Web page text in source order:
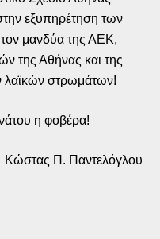
εξυπηρέτηση των
τον μανδύα της ΑΕΚ,
της Αθήνας και της
λαϊκών στρωμάτων!
η φοβέρα!
Κώστας Π. Παντελόγλου